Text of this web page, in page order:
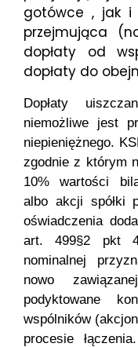
gotówce , jak i
przejmująca
dopłaty od
dopłaty do
Dopłaty
niemożliwe jest
niepieniężnego.
zgodnie z którym
10% wartości
albo akcji spółki
oświadczenia
art. 499§2 pkt
nominalnej
nowo
podyktowane
wspólników
procesie